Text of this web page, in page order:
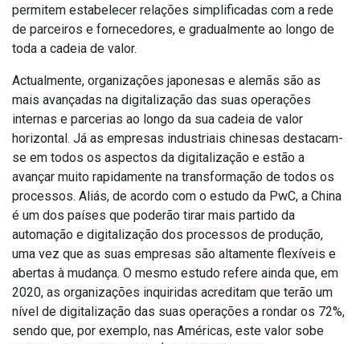
permitem estabelecer relações simplificadas com a rede
de parceiros e fornecedores, e gradualmente ao longo de
toda a cadeia de valor.
Actualmente, organizações japonesas e alemãs são as
mais avançadas na digitalização das suas operações
internas e parcerias ao longo da sua cadeia de valor
horizontal. Já as empresas industriais chinesas destacam-
se em todos os aspectos da digitalização e estão a
avançar muito rapidamente na transformação de todos os
processos. Aliás, de acordo com o estudo da PwC, a China
é um dos países que poderão tirar mais partido da
automação e digitalização dos processos de produção,
uma vez que as suas empresas são altamente flexíveis e
abertas à mudança. O mesmo estudo refere ainda que, em
2020, as organizações inquiridas acreditam que terão um
nível de digitalização das suas operações a rondar os 72%,
sendo que, por exemplo, nas Américas, este valor sobe